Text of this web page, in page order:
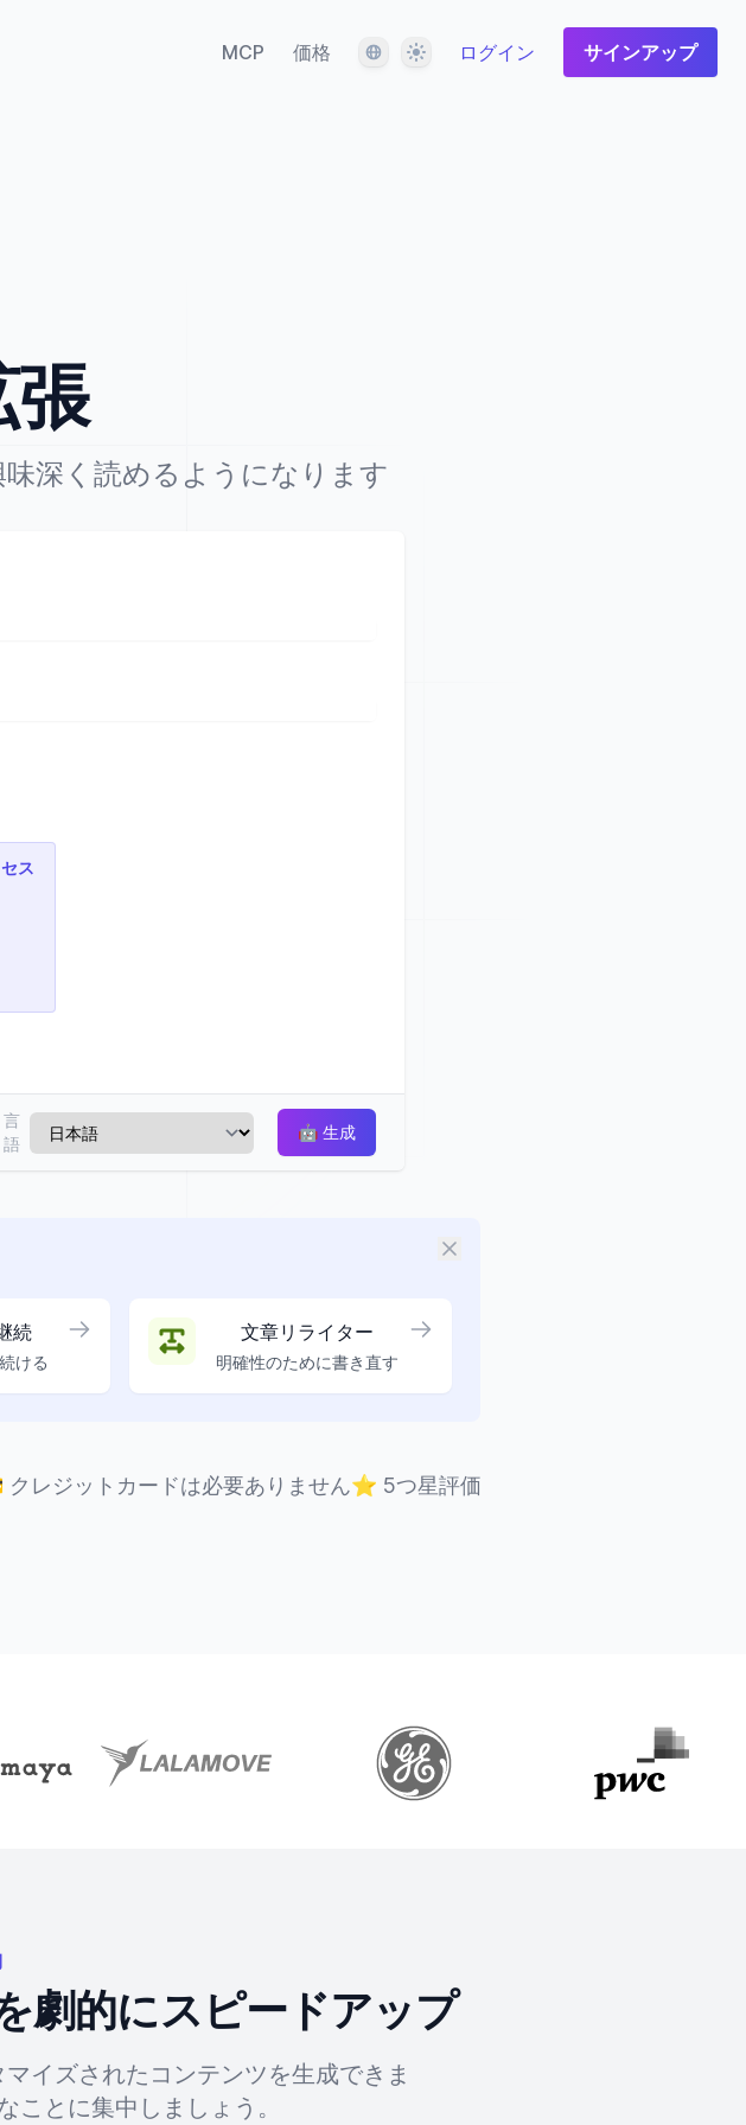
MCP 価格 言語 テーマ ログイン サインアップ
張
深く読めるようになります
ス
言
語
🤖 生成
続
ける
文章リライター
明確性のために書き直す
クレジットカードは必要ありません⭐ 5つ星評価
劇的にスピードアップ
イズされたコンテンツを生成できま
ことに集中しましょう。